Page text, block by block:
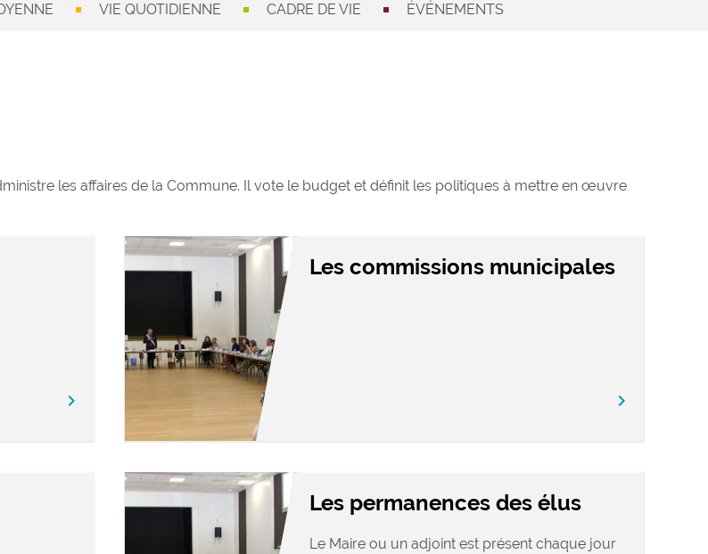
VIE QUOTIDIENNE CADRE DE VIE ÉVÉNEMENTS
les affaires de la Commune. Il vote le budget et définit les politiques à mettre en œuvre
chevron_right
Les commissions municipales
chevron_right
Les permanences des élus
Le Maire ou un adjoint est présent chaque jour